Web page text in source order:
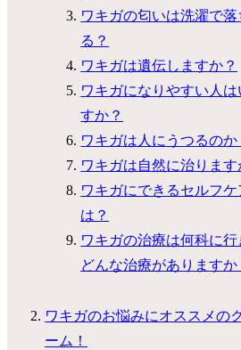
ワキガの匂いは洗濯で落
る？
ワキガは遺伝しますか？
ワキガになりやすい人は
すか？
ワキガは人にうつるのか
ワキガは自然に治ります
ワキガにできるセルフケ
は？
ワキガの治療は何科に行
どんな治療がありますか
ワキガのお悩みにオススメの
ーム！